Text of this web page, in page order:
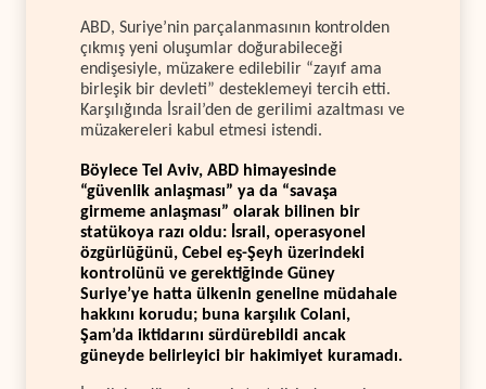
ABD, Suriye’nin parçalanmasının kontrolden
çıkmış yeni oluşumlar doğurabileceği
endişesiyle, müzakere edilebilir “zayıf ama
birleşik bir devleti” desteklemeyi tercih etti.
Karşılığında İsrail’den de gerilimi azaltması ve
müzakereleri kabul etmesi istendi.
Böylece Tel Aviv, ABD himayesinde
“güvenlik anlaşması” ya da “savaşa
girmeme anlaşması” olarak bilinen bir
statükoya razı oldu: İsrail, operasyonel
özgürlüğünü, Cebel eş-Şeyh üzerindeki
kontrolünü ve gerektiğinde Güney
Suriye’ye hatta ülkenin geneline müdahale
hakkını korudu; buna karşılık Colani,
Şam’da iktidarını sürdürebildi ancak
güneyde belirleyici bir hakimiyet kuramadı.